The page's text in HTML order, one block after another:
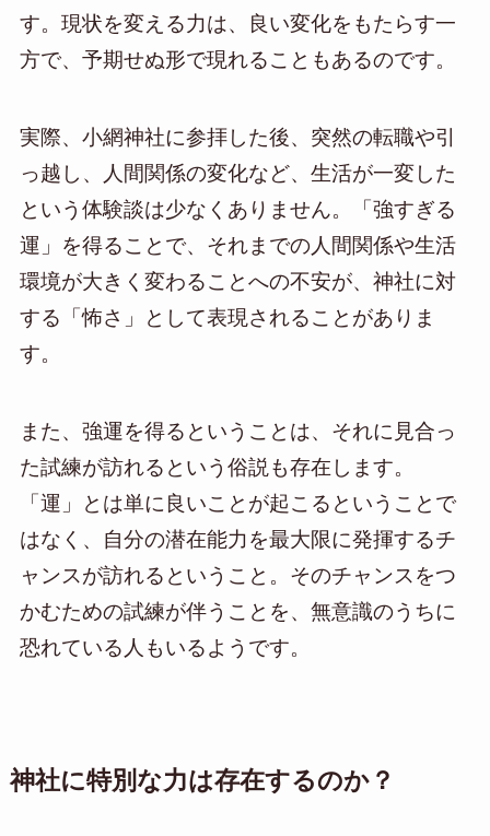
す。現状を変える力は、良い変化をもたらす一
方で、予期せぬ形で現れることもあるのです。
実際、小網神社に参拝した後、突然の転職や引
っ越し、人間関係の変化など、生活が一変した
という体験談は少なくありません。「強すぎる
運」を得ることで、それまでの人間関係や生活
環境が大きく変わることへの不安が、神社に対
する「怖さ」として表現されることがありま
す。
また、強運を得るということは、それに見合っ
た試練が訪れるという俗説も存在します。
「運」とは単に良いことが起こるということで
はなく、自分の潜在能力を最大限に発揮するチ
ャンスが訪れるということ。そのチャンスをつ
かむための試練が伴うことを、無意識のうちに
恐れている人もいるようです。
神社に特別な力は存在するのか？